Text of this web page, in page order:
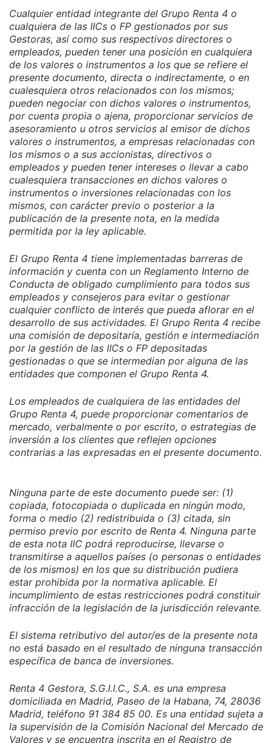
Cualquier entidad integrante del Grupo Renta 4 o
cualquiera de las IICs o FP gestionados por sus
Gestoras, así como sus respectivos directores o
empleados, pueden tener una posición en cualquiera
de los valores o instrumentos a los que se refiere el
presente documento, directa o indirectamente, o en
cualesquiera otros relacionados con los mismos;
pueden negociar con dichos valores o instrumentos,
por cuenta propia o ajena, proporcionar servicios de
asesoramiento u otros servicios al emisor de dichos
valores o instrumentos, a empresas relacionadas con
los mismos o a sus accionistas, directivos o
empleados y pueden tener intereses o llevar a cabo
cualesquiera transacciones en dichos valores o
instrumentos o inversiones relacionadas con los
mismos, con carácter previo o posterior a la
publicación de la presente nota, en la medida
permitida por la ley aplicable.
El Grupo Renta 4 tiene implementadas barreras de
información y cuenta con un Reglamento Interno de
Conducta de obligado cumplimiento para todos sus
empleados y consejeros para evitar o gestionar
cualquier conflicto de interés que pueda aflorar en el
desarrollo de sus actividades. El Grupo Renta 4 recibe
una comisión de depositaría, gestión e intermediación
por la gestión de las IICs o FP depositadas
gestionadas o que se intermedian por alguna de las
entidades que componen el Grupo Renta 4.
Los empleados de cualquiera de las entidades del
Grupo Renta 4, puede proporcionar comentarios de
mercado, verbalmente o por escrito, o estrategias de
inversión a los clientes que reflejen opciones
contrarias a las expresadas en el presente documento.
Ninguna parte de este documento puede ser: (1)
copiada, fotocopiada o duplicada en ningún modo,
forma o medio (2) redistribuida o (3) citada, sin
permiso previo por escrito de Renta 4. Ninguna parte
de esta nota IIC podrá reproducirse, llevarse o
transmitirse a aquellos países (o personas o entidades
de los mismos) en los que su distribución pudiera
estar prohibida por la normativa aplicable. El
incumplimiento de estas restricciones podrá constituir
infracción de la legislación de la jurisdicción relevante.
El sistema retributivo del autor/es de la presente nota
no está basado en el resultado de ninguna transacción
específica de banca de inversiones.
Renta 4 Gestora, S.G.I.I.C., S.A. es una empresa
domiciliada en Madrid, Paseo de la Habana, 74, 28036
Madrid, teléfono 91 384 85 00. Es una entidad sujeta a
la supervisión de la Comisión Nacional del Mercado de
Valores y se encuentra inscrita en el Registro de